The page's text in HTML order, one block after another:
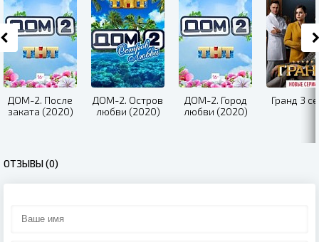
ДОМ-2. После
заката (2020)
ДОМ-2. Остров
любви (2020)
ДОМ-2. Город
любви (2020)
Гранд 3
ОТЗЫВЫ (0)